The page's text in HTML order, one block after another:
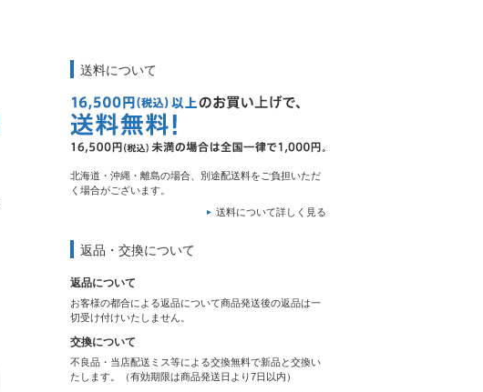
送料について
北海道・沖縄・離島の場合、別途配送料をご負担いただ
く場合がございます。
送料について詳しく見る
返品・交換について
返品について
お客様の都合による返品について商品発送後の返品は一
切受け付けいたしません。
交換について
不良品・当店配送ミス等による交換無料で新品と交換い
たします。（有効期限は商品発送日より7日以内）